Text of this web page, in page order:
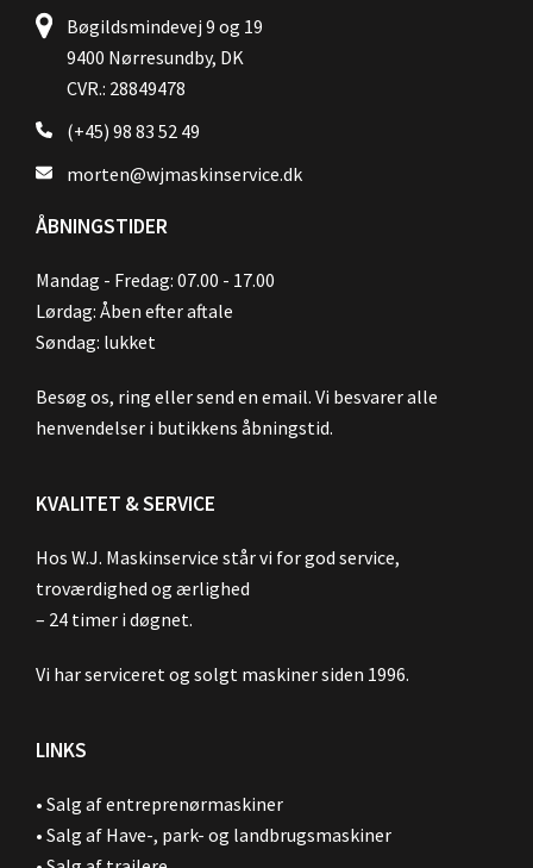
Bøgildsmindevej 9 og 19
9400 Nørresundby, DK
CVR.: 28849478
(+45) 98 83 52 49
morten@wjmaskinservice.dk
ÅBNINGSTIDER
Mandag - Fredag: 07.00 - 17.00
Lørdag: Åben efter aftale
Søndag: lukket
Besøg os, ring eller send en email. Vi besvarer alle
henvendelser i butikkens åbningstid.
KVALITET & SERVICE
Hos W.J. Maskinservice står vi for god service,
troværdighed og ærlighed
– 24 timer i døgnet.
Vi har serviceret og solgt maskiner siden 1996.
LINKS
• Salg af entreprenørmaskiner
• Salg af Have-, park- og landbrugsmaskiner